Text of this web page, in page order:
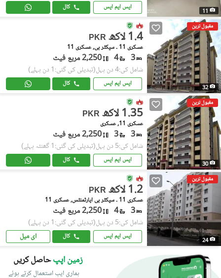
11 ایس ایم ایس کال
مقبول ترین
32
PKR 1.4 لاکھ
عسکری 11 ۔ سیکٹر بی, عسکری 11
3
4 2,250 مربع فیٹ
شامل کی:4 دن پہل (تبدیلی کی گئی:1 دن پہلے)
ایس ایم ایس کال
مقبول ترین
30
PKR 1.35 لاکھ
عسکری 11, عسکری
3
3 2,250 مربع فیٹ
شامل کی:5 دن پہل (تبدیلی کی گئی:1 گھنٹہ پہلے)
ایس ایم ایس کال
مقبول ترین
24
PKR 1.2 لاکھ
عسکری 11 ۔ سیکٹر بی اپارٹمنٹس, عسکری 11
3
4 2,250 مربع فیٹ
شامل کی:5 دن پہل (تبدیلی کی گئی:1 دن پہلے)
ایس ایم ایس کال ای میل
زمین اپپحاصل کریں
ہماری ایپ استعمال کرتے ہوئے